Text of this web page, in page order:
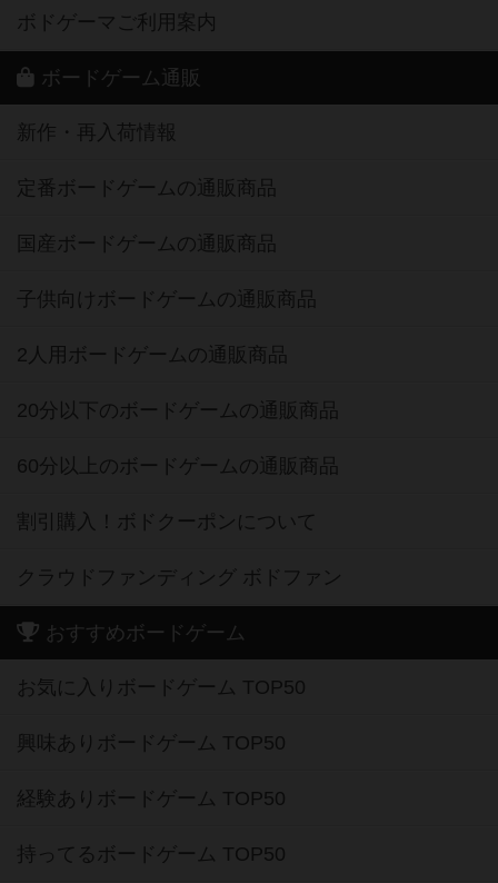
ボドゲーマご利用案内
ボードゲーム通販
新作・再入荷情報
定番ボードゲームの通販商品
国産ボードゲームの通販商品
子供向けボードゲームの通販商品
2人用ボードゲームの通販商品
20分以下のボードゲームの通販商品
60分以上のボードゲームの通販商品
割引購入！ボドクーポンについて
クラウドファンディング ボドファン
おすすめボードゲーム
お気に入りボードゲーム TOP50
興味ありボードゲーム TOP50
経験ありボードゲーム TOP50
持ってるボードゲーム TOP50